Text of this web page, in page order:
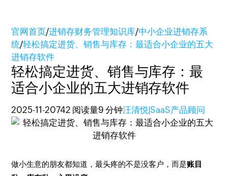
官网首页/进销存财务管理知识库/中小企业进销存系
统/轻松搞定进货、销售与库存：最适合小企业的五大
进销存软件
轻松搞定进货、销售与库存：最
适合小企业的五大进销存软件
2025-11-20742 阅读量9 分钟汪清悦|SaaS产品顾问
做小生意的朋友都知道，最头疼的不是没客户，而是账目